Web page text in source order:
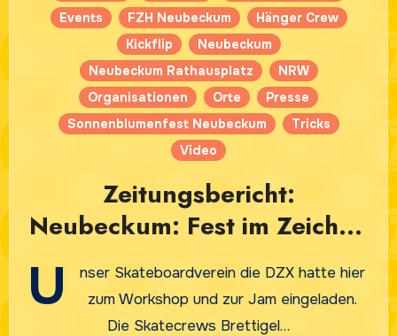
Events
FZH Neubeckum
Hänger Crew
Kickflip
Neubeckum
Neubeckum Rathausplatz
NRW
Organisationen
Orte
Presse
Sonnenblumenfest Neubeckum
Tricks
Video
Zeitungsbericht:
Neubeckum: Fest im Zeichen
der Sonnenblume
U
nser Skateboardverein die DZX hatte hier
zum Workshop und zur Jam eingeladen.
Die Skatecrews Brettigel…